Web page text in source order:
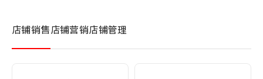
店铺销售 店铺营销店铺管理